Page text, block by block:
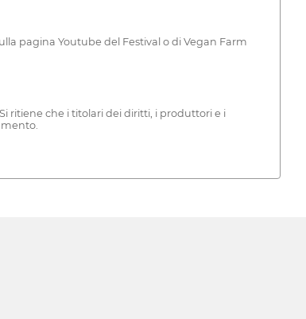
pagina Youtube del Festival o di Vegan Farm
ritiene che i titolari dei diritti, i produttori e i